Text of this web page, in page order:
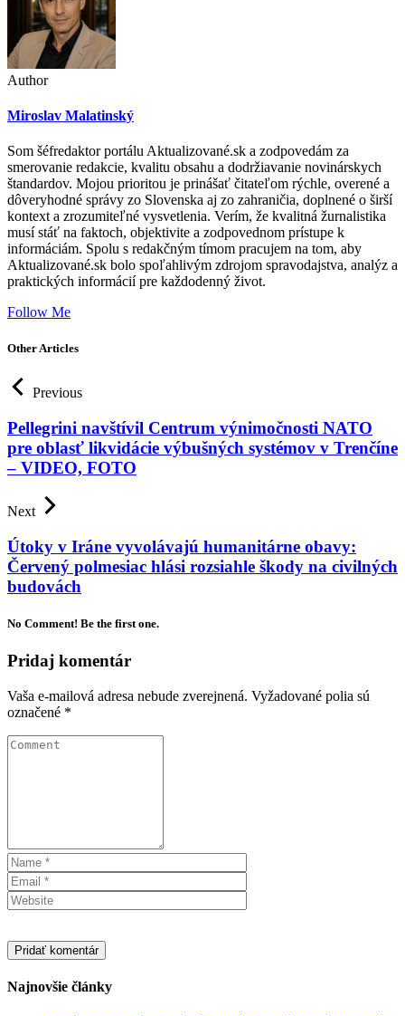
Author
Miroslav Malatinský
Som šéfredaktor portálu Aktualizované.sk a zodpovedám za
smerovanie redakcie, kvalitu obsahu a dodržiavanie novinárskych
štandardov. Mojou prioritou je prinášať čitateľom rýchle, overené a
dôveryhodné správy zo Slovenska aj zo zahraničia, doplnené o širší
kontext a zrozumiteľné vysvetlenia. Verím, že kvalitná žurnalistika
musí stáť na faktoch, objektivite a zodpovednom prístupe k
informáciám. Spolu s redakčným tímom pracujem na tom, aby
Aktualizované.sk bolo spoľahlivým zdrojom spravodajstva, analýz a
praktických informácií pre každodenný život.
Follow Me
Other Articles
Previous
Pellegrini navštívil Centrum výnimočnosti NATO
pre oblasť likvidácie výbušných systémov v Trenčíne
– VIDEO, FOTO
Next
Útoky v Iráne vyvolávajú humanitárne obavy:
Červený polmesiac hlási rozsiahle škody na civilných
budovách
No Comment! Be the first one.
Pridaj komentár
Vaša e-mailová adresa nebude zverejnená. Vyžadované polia sú
označené *
Najnovšie články